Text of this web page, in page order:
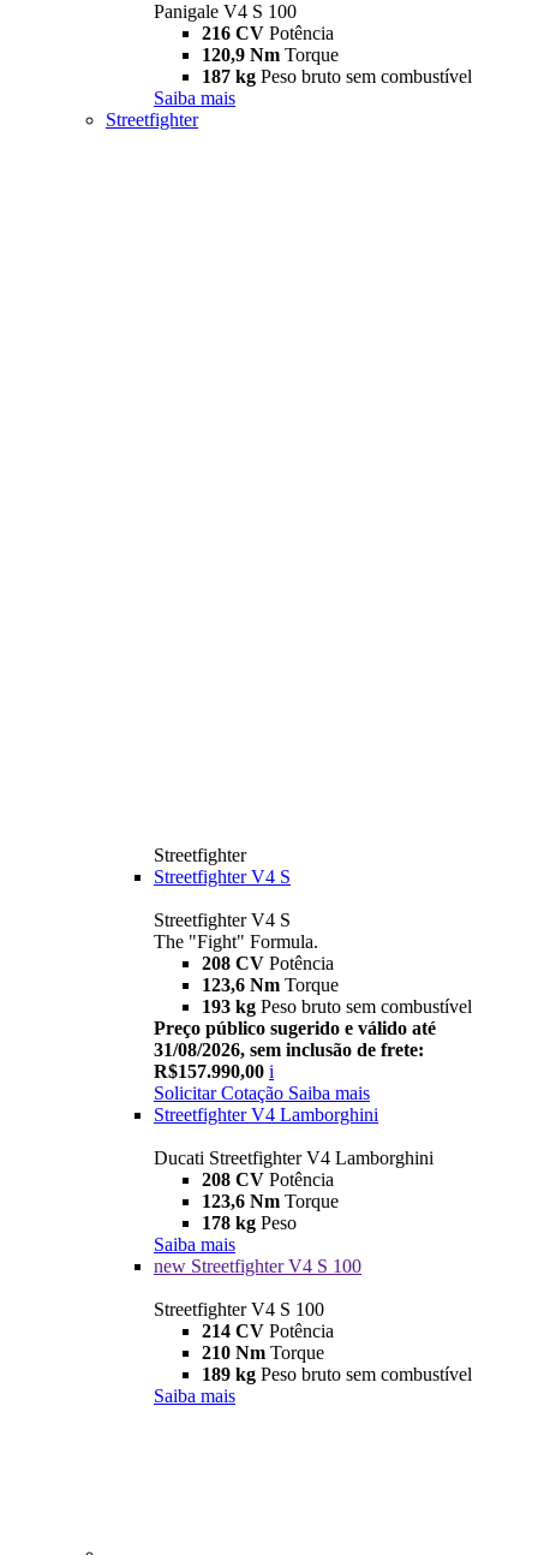
Panigale V4 S 100
216 CV Potência
120,9 Nm Torque
187 kg Peso bruto sem combustível
Saiba mais
Streetfighter
Streetfighter
Streetfighter V4 S
Streetfighter V4 S
The "Fight" Formula.
208 CV Potência
123,6 Nm Torque
193 kg Peso bruto sem combustível
Preço público sugerido e válido até
31/08/2026, sem inclusão de frete:
R$157.990,00 i
Solicitar Cotação Saiba mais
Streetfighter V4 Lamborghini
Ducati Streetfighter V4 Lamborghini
208 CV Potência
123,6 Nm Torque
178 kg Peso
Saiba mais
new Streetfighter V4 S 100
Streetfighter V4 S 100
214 CV Potência
210 Nm Torque
189 kg Peso bruto sem combustível
Saiba mais